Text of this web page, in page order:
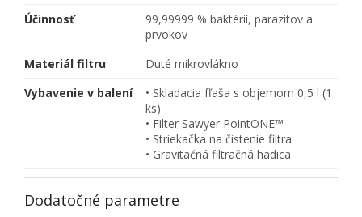
Účinnosť
99,99999 % baktérií, parazitov a
prvokov
Materiál filtru
Duté mikrovlákno
Vybavenie v balení
• Skladacia fľaša s objemom 0,5 l (1
ks)
• Filter Sawyer PointONE™
• Striekačka na čistenie filtra
• Gravitačná filtračná hadica
Dodatočné parametre